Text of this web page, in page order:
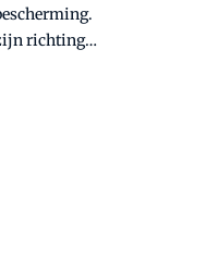
richting